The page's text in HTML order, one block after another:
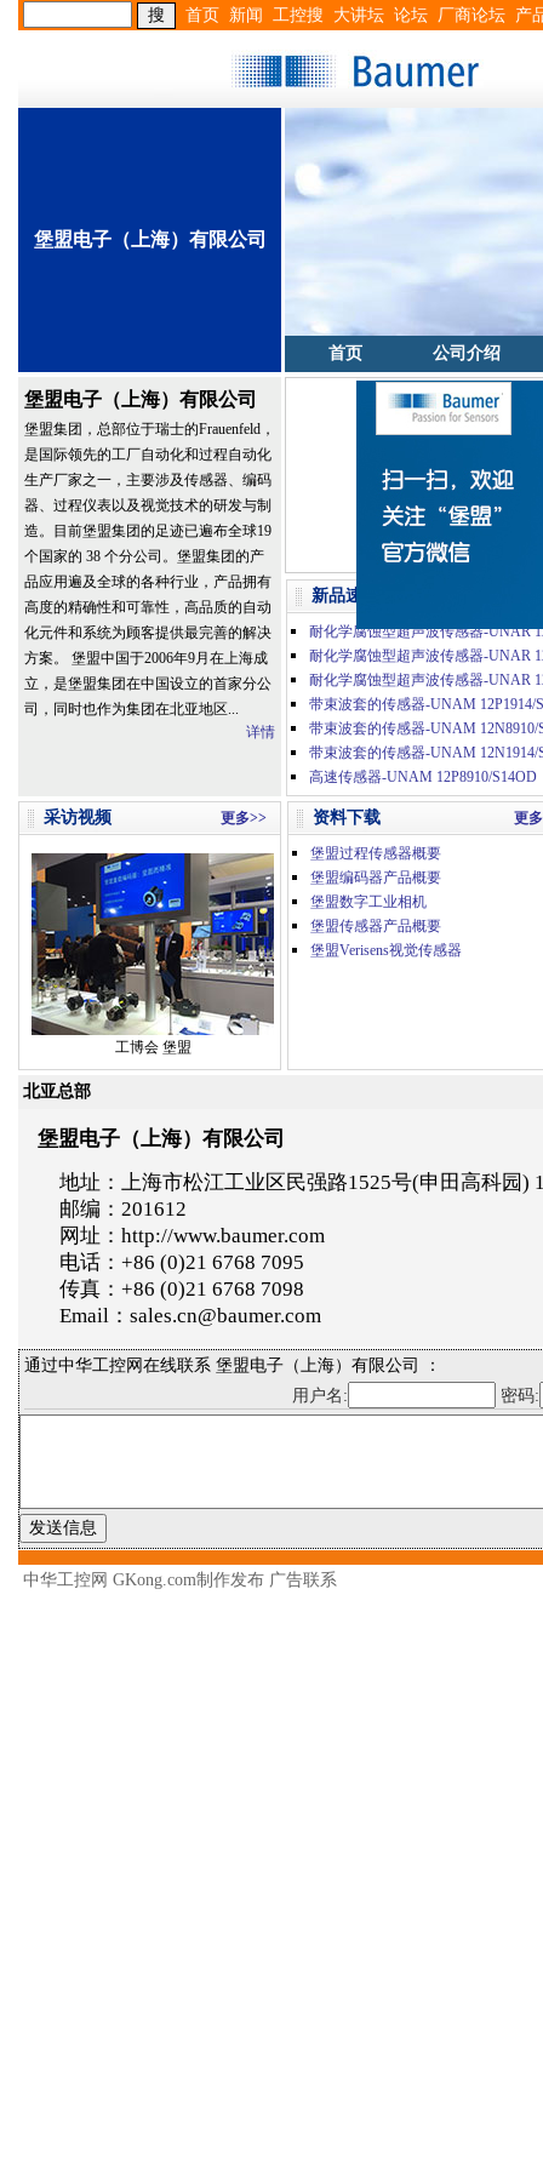
首页 新闻 工控搜 大讲坛 论坛 厂商论坛 产
堡盟电子（上海）有限公司
首页 公司介绍
堡盟电子（上海）有限公司
堡盟集团，总部位于瑞士的Frauenfeld，
是国际领先的工厂自动化和过程自动化
生产厂家之一，主要涉及传感器、编码
器、过程仪表以及视觉技术的研发与制
造。目前堡盟集团的足迹已遍布全球19
个国家的 38 个分公司。堡盟集团的产
品应用遍及全球的各种行业，产品拥有
高度的精确性和可靠性，高品质的自动
化元件和系统为顾客提供最完善的解决
方案。 堡盟中国于2006年9月在上海成
立，是堡盟集团在中国设立的首家分公
司，同时也作为集团在北亚地区...
详情
新品速递
带束波套的传感器-UNAM 12P1914/
高速传感器-UNAM 12P8910/S14OD
采访视频 更多>>
工博会 堡盟
资料下载 更
堡盟过程传感器概要
堡盟编码器产品概要
堡盟数字工业相机
堡盟传感器产品概要
堡盟Verisens视觉传感器
北亚总部
堡盟电子（上海）有限公司
地址：上海市松江工业区民强路1525号(申田高科园)
邮编：201612
网址：http://www.baumer.com
电话：+86 (0)21 6768 7095
传真：+86 (0)21 6768 7098
Email：sales.cn@baumer.com
通过中华工控网在线联系 堡盟电子（上海）有限公司 ：
用户名:
密码:
中华工控网 GKong.com制作发布 广告联系